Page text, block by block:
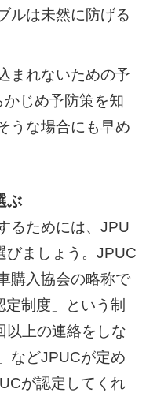
ルは未然に防げる
まれないための予
じめ予防策を知
うな場合にも早め
ぶ
るためには、JPU
びましょう。JPUC
購入協会の略称で
制度」という制
以上の連絡をしな
などJPUCが定め
が認定してくれ